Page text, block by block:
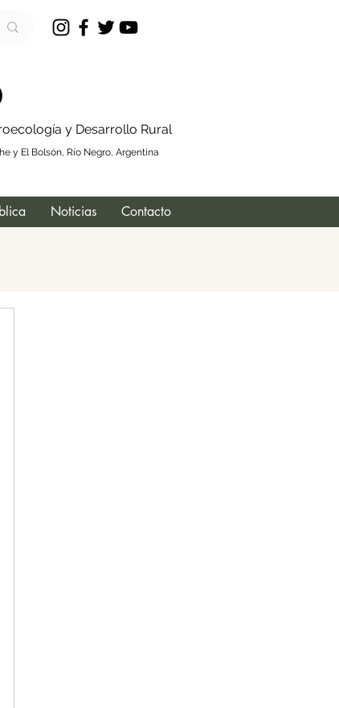
y Desarrollo Rural
y El Bolsón, Río Negro, Argentina
Noticias Contacto